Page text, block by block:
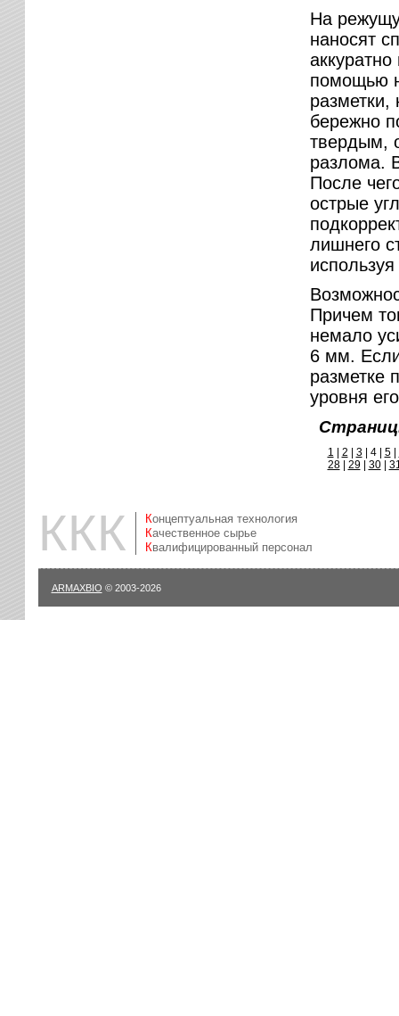
На
наносят
помощью
разметки,
бережно
твердым,
разлома.
После
острые
лишнего
Причем
немало
6 мм.
разметке
уровня
1 2 3| 4 | 5|
28| 29| 30|
ККК
Концептуальная технология
Качественное сырье
Квалифицированный персонал
ARMAXBIO © 2003-2026